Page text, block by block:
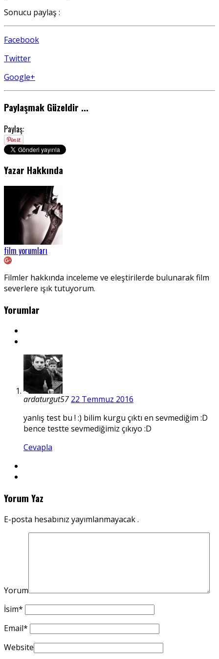
Sonucu paylaş :
Facebook
Twitter
Google+
Paylaşmak Güzeldir ...
Paylaş:
Yazar Hakkında
film yorumları
Filmler hakkında inceleme ve eleştirilerde bulunarak film
severlere ışık tutuyorum.
Yorumlar
ardaturgut57 22 Temmuz 2016
yanlış test bu ! :) bilim kurgu çıktı en sevmediğim :D
bence testte sevmediğimiz çıkıyo :D
Cevapla
Yorum Yaz
E-posta hesabınız yayımlanmayacak .
Yorum
İsim*
Email*
Website